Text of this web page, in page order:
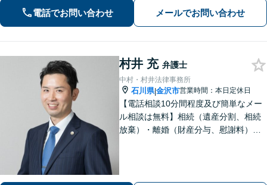
対応で、適切な解決へと導きます。
電話でお問い合わせ メールでお問い合わせ
村井 充 弁護士
中村・村井法律事務所
石川県|金沢市営業時間：本日定休日
【電話相談10分間程度及び簡単なメー
ル相談は無料】相続（遺産分割、相続
放棄）・離婚（財産分与、慰謝料）・
やすい言葉での説明を心がけていま